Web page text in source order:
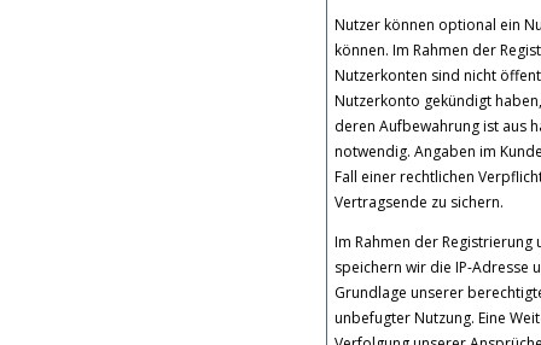
Nutzer können optional ein
können. Im Rahmen der
Nutzerkonten sind nicht
Nutzerkonto gekündigt
deren Aufbewahrung ist aus
notwendig. Angaben im
Fall einer rechtlichen
Vertragsende zu sichern.
Im Rahmen der
speichern wir die IP-Adresse
Grundlage unserer
unbefugter Nutzung. Eine